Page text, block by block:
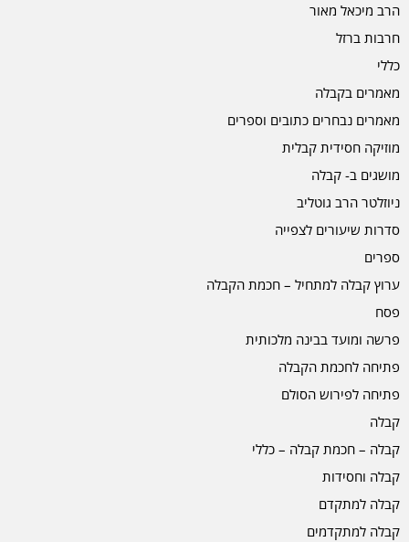
הרב מיכאל מאור
חרבות ברזל
כללי
מאמרים בקבלה
מאמרים נבחרים כתובים וספרים
מוזיקה חסידית קבלית
מושגים ב- קבלה
ניוזלטר הרב גוטליב
סדרות שיעורים לצפייה
ספרים
ערוץ קבלה למתחיל – חכמת הקבלה
פסח
פרשה ומועד בבינה מלכותית
פתיחה לחכמת הקבלה
פתיחה לפירוש הסולם
קבלה
קבלה – חכמת קבלה – כללי
קבלה וחסידות
קבלה למתקדם
קבלה למתקדמים